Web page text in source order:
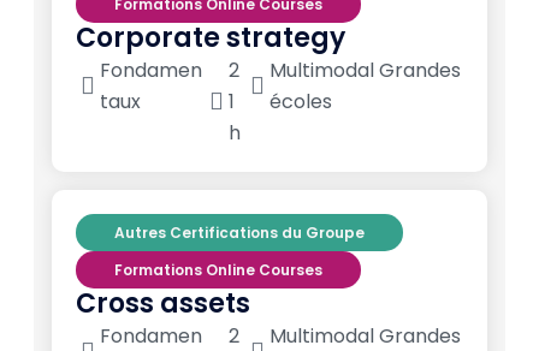
Formations Online Courses
Corporate strategy
Fondamen
taux
2
1
h
Multimodal Grandes
écoles
Autres Certifications du Groupe
Formations Online Courses
Cross assets
Fondamen
2
Multimodal Grandes